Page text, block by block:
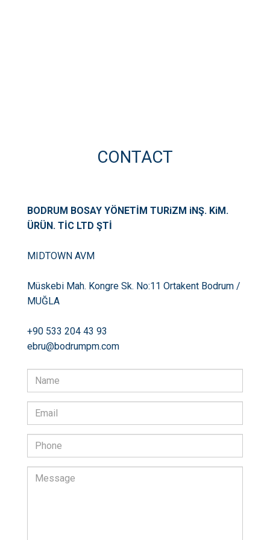
CONTACT
BODRUM BOSAY YÖNETİM TURiZM iNŞ. KiM.
ÜRÜN. TİC LTD ŞTİ
MIDTOWN AVM
Müskebi Mah. Kongre Sk. No:11 Ortakent Bodrum /
MUĞLA
+90 533 204 43 93
ebru@bodrumpm.com